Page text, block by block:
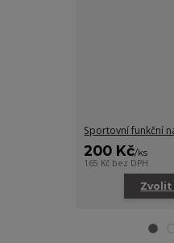
Sportovní funkční
200 Kč/ks
165 Kč bez DPH
Zvolit